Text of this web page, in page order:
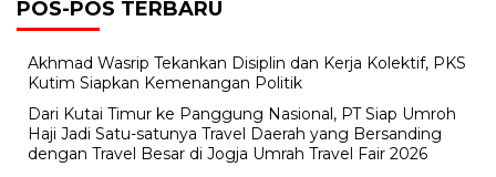
POS-POS TERBARU
Akhmad Wasrip Tekankan Disiplin dan Kerja Kolektif, PKS
Kutim Siapkan Kemenangan Politik
Dari Kutai Timur ke Panggung Nasional, PT Siap Umroh
Haji Jadi Satu-satunya Travel Daerah yang Bersanding
dengan Travel Besar di Jogja Umrah Travel Fair 2026